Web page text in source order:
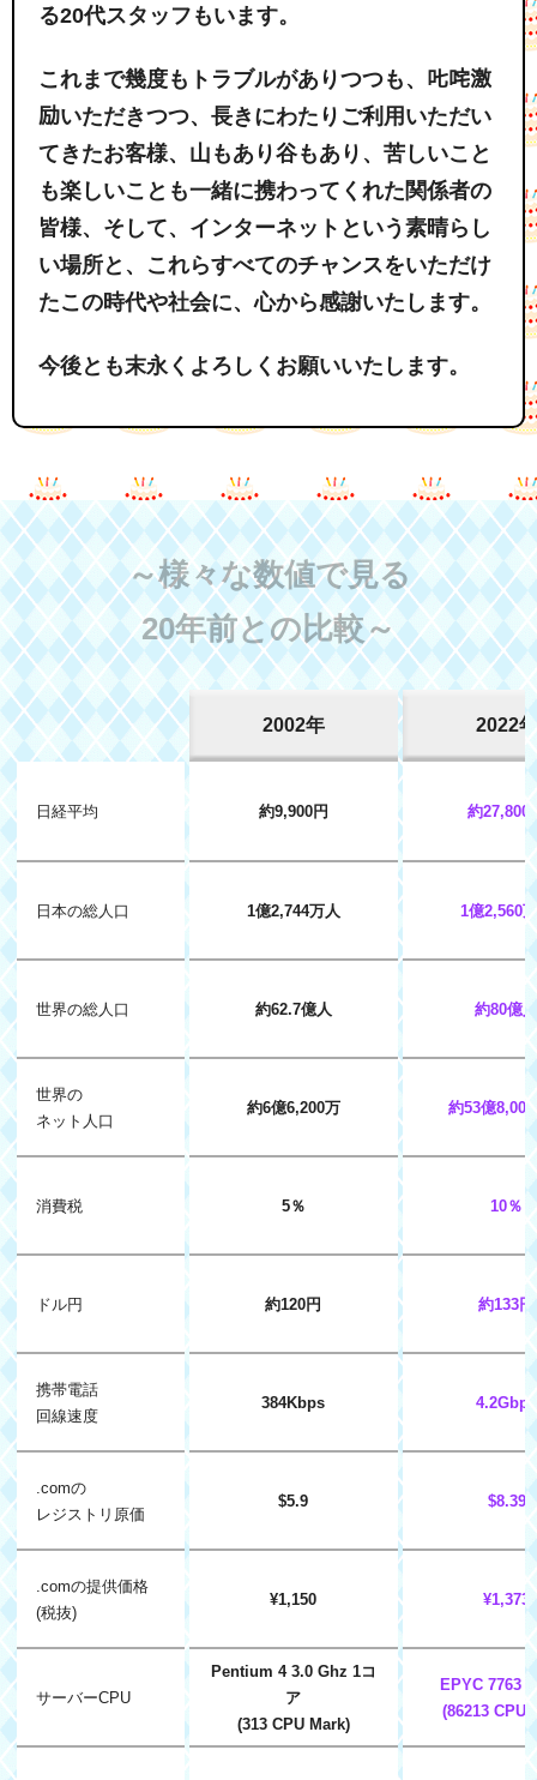
る20代スタッフもいます。
これまで幾度もトラブルがありつつも、𠮟咤激
励いただきつつ、長きにわたりご利用いただい
てきたお客様、山もあり谷もあり、苦しいこと
も楽しいことも一緒に携わってくれた関係者の
皆様、そして、インターネットという素晴らし
い場所と、これらすべてのチャンスをいただけ
たこの時代や社会に、心から感謝いたします。
今後とも末永くよろしくお願いいたします。
～様々な数値で見る
20年前との比較～
2002年 2022年
日経平均 約9,900円 約27,800
日本の総人口 1億2,744万人 1億2,560
世界の総人口 約62.7億人 約80億
世界の
ネット人口
約6億6,200万 約53億
消費税 5％ 10％
ドル円 約120円 約133円
携帯電話
回線速度
384Kbps 4.2Gbps
.comの
レジストリ原価
$5.9 $8.39
.comの提供価格
(税抜)
¥1,150 ¥1,373
サーバーCPU
Pentium 4 3.0 Ghz 1コ
ア
(313 CPU Mark)
EPYC 7763
(86213 CPU